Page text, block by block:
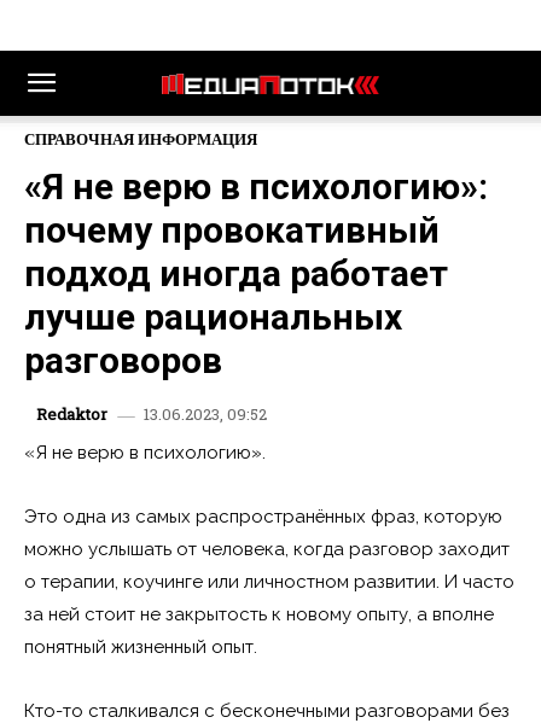
СПРАВОЧНАЯ ИНФОРМАЦИЯ
«Я не верю в психологию»:
почему провокативный
подход иногда работает
лучше рациональных
разговоров
Redaktor
13.06.2023, 09:52
«Я не верю в психологию».
Это одна из самых распространённых фраз, которую
можно услышать от человека, когда разговор заходит
о терапии, коучинге или личностном развитии. И часто
за ней стоит не закрытость к новому опыту, а вполне
понятный жизненный опыт.
Кто-то сталкивался с бесконечными разговорами без